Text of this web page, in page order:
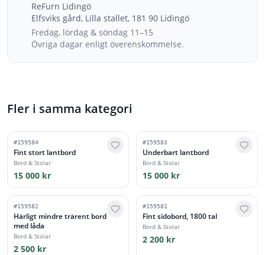
ReFurn Lidingö
Elfsviks gård, Lilla stallet, 181 90 Lidingö
Fredag, lördag & söndag 11–15
Övriga dagar enligt överenskommelse.
Fler i samma kategori
#159584
Fint stort lantbord
Bord & Stolar
15 000 kr
#159583
Underbart lantbord
Bord & Stolar
15 000 kr
#159582
Härligt mindre trärent bord
med låda
Bord & Stolar
2 500 kr
#159581
Fint sidobord, 1800 tal
Bord & Stolar
2 200 kr